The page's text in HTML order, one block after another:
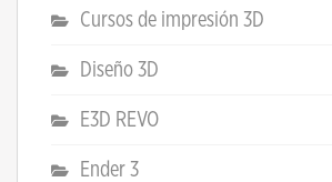
Cursos de impresión 3D
Diseño 3D
E3D REVO
Ender 3